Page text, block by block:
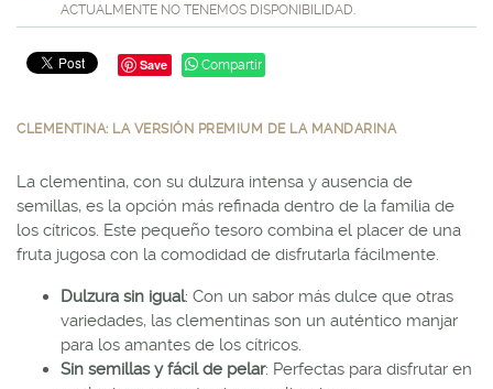
ACTUALMENTE NO TENEMOS DISPONIBILIDAD.
Save Compartir
CLEMENTINA: LA VERSIÓN PREMIUM DE LA MANDARINA
La clementina, con su dulzura intensa y ausencia de
semillas, es la opción más refinada dentro de la familia de
los cítricos. Este pequeño tesoro combina el placer de una
fruta jugosa con la comodidad de disfrutarla fácilmente.
Dulzura sin igual: Con un sabor más dulce que otras
variedades, las clementinas son un auténtico manjar
para los amantes de los cítricos.
Sin semillas y fácil de pelar: Perfectas para disfrutar en